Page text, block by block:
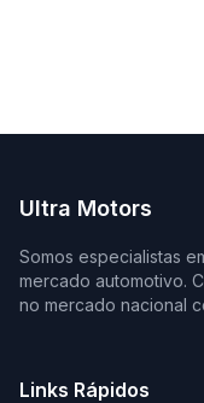
Ultra Motors
Somos especialistas
mercado automotivo.
no mercado nacional
Links Rápidos